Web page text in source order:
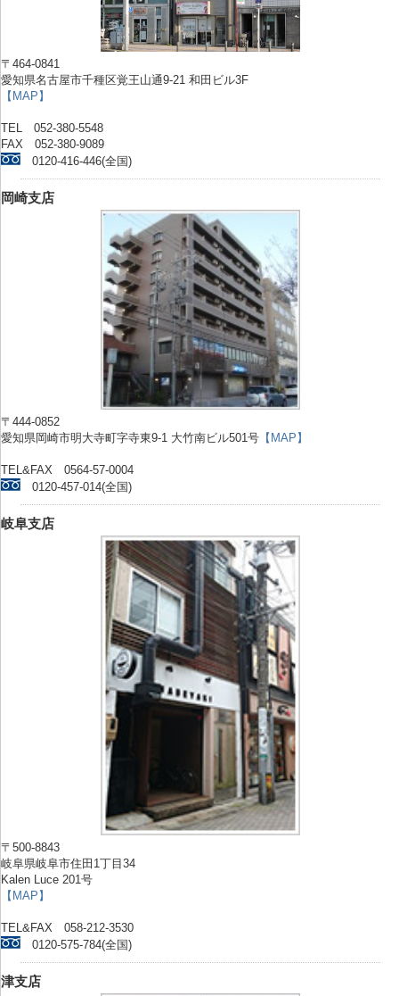
〒464-0841
愛知県名古屋市千種区覚王山通9-21 和田ビル3F
【MAP】
TEL 052-380-5548
FAX 052-380-9089
0120-416-446(全国)
岡崎支店
〒444-0852
愛知県岡崎市明大寺町字寺東9-1 大竹南ビル501号 【MAP】
TEL&FAX 0564-57-0004
0120-457-014(全国)
岐阜支店
〒500-8843
岐阜県岐阜市住田1丁目34
Kalen Luce 201号
【MAP】
TEL&FAX 058-212-3530
0120-575-784(全国)
津支店